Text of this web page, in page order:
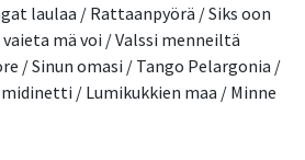
laulaa / Rattaanpyörä / Siks oon
mä voi / Valssi menneiltä
/ Sinun omasi / Tango Pelargonia /
/ Lumikukkien maa / Minne